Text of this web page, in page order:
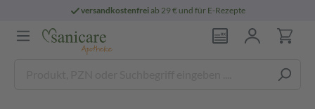
versandkostenfreiab 29 € und für E-Rezepte